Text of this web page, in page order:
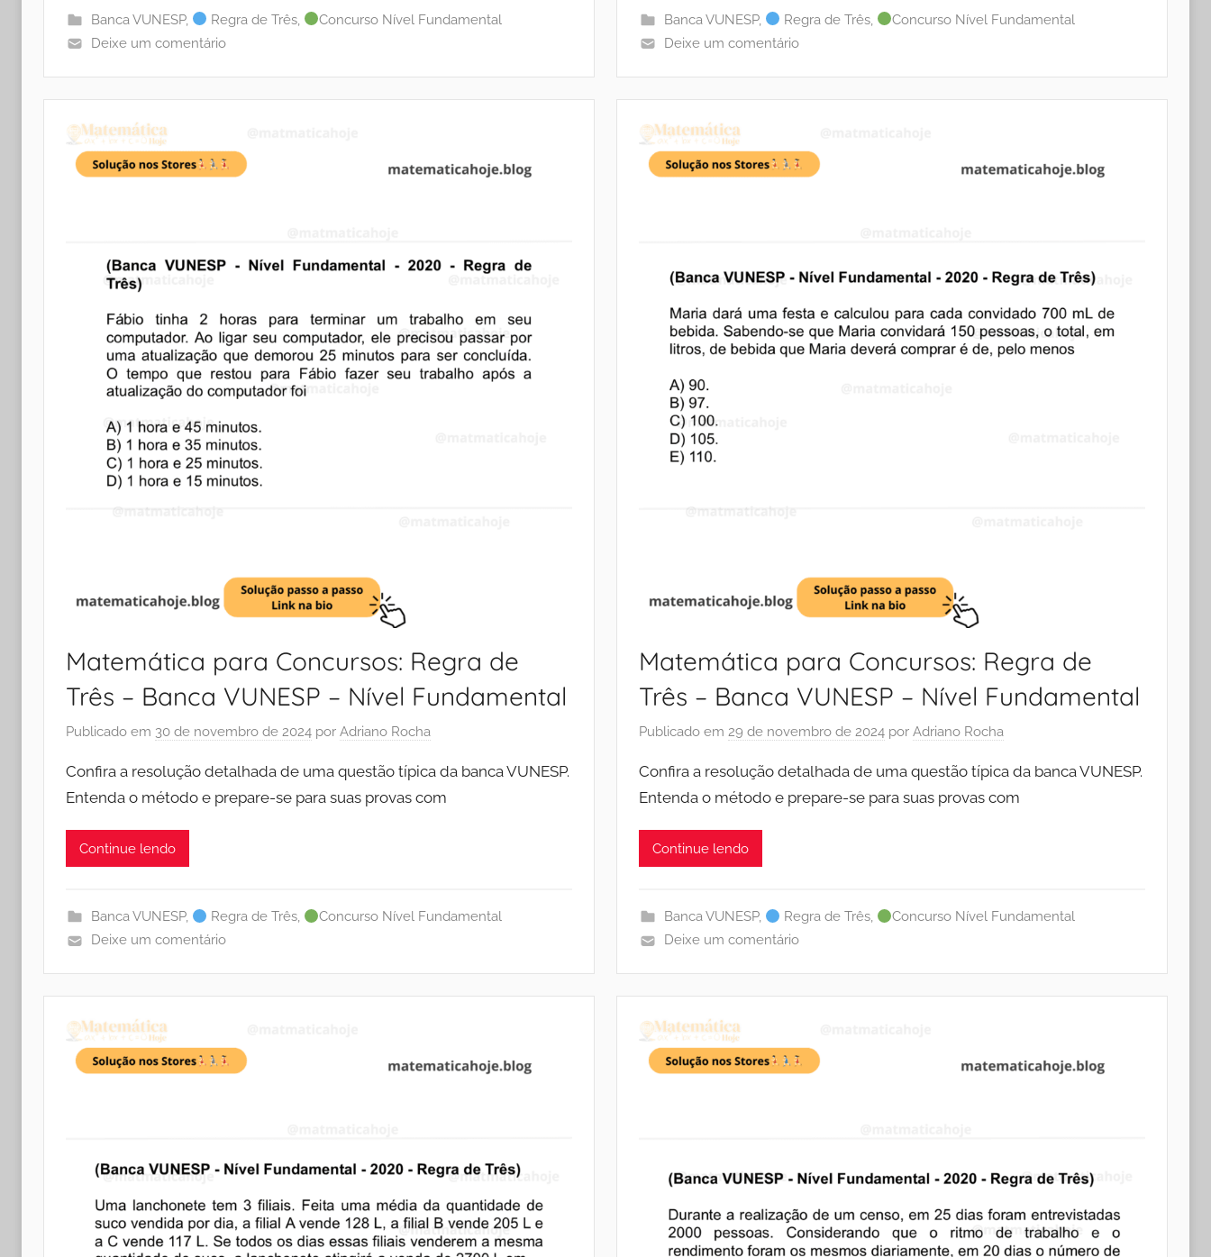
Banca VUNESP, Regra de Três,
Concurso Nível Fundamental
Deixe um comentário
Banca VUNESP, Regra de Três,
Concurso Nível Fundamental
Deixe um comentário
Matemática para Concursos: Regra de
Três – Banca VUNESP – Nível Fundamental
Publicado em 30 de novembro de 2024 por Adriano Rocha
Confira a resolução detalhada de uma questão típica da banca VUNESP.
Entenda o método e prepare-se para suas provas com
Continue lendo
Banca VUNESP, Regra de Três,
Concurso Nível Fundamental
Deixe um comentário
Matemática para Concursos: Regra de
Três – Banca VUNESP – Nível Fundamental
Publicado em 29 de novembro de 2024 por Adriano Rocha
Confira a resolução detalhada de uma questão típica da banca VUNESP.
Entenda o método e prepare-se para suas provas com
Continue lendo
Banca VUNESP, Regra de Três,
Concurso Nível Fundamental
Deixe um comentário